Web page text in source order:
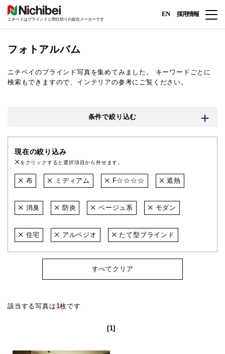
ニチベイはブラインドと間仕切りの総合メーカーです
EN 採用情報
フォトアルバム
ニチベイのブラインド写真を集めてみました。
キーワードごとに
検索もできますので、インテリアの参考にご覧ください。
条件で絞り込む
現在の絞り込み
をクリックすると選択項目から外せます。
布 ミディアム F☆☆☆☆ 遮熱
消臭 防炎 ベージュ系 モダン
住宅 アルペジオ たて型ブラインド
すべてクリア
該当する写真は1枚です
[1]